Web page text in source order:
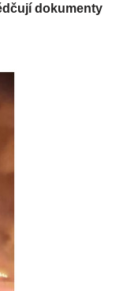
dokumenty